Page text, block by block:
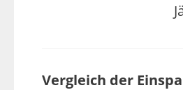
Vergleich der